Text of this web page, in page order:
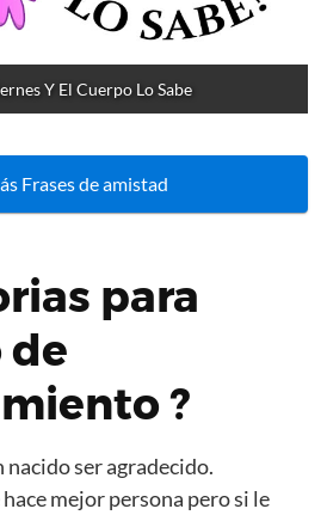
Y El Cuerpo Lo Sabe
Frases de amistad
para
de
?
nacido ser agradecido.
mejor persona pero si le